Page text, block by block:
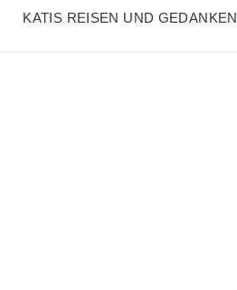
KATIS REISEN UND GEDANKEN